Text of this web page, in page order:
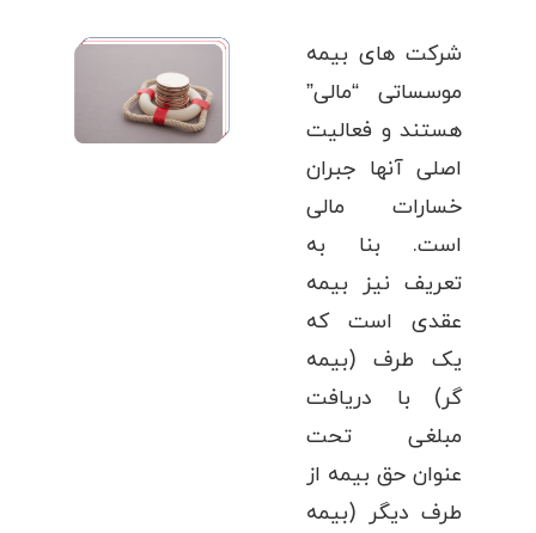
شرکت های بیمه
موسساتی “مالی”
هستند و فعالیت
اصلی آنها جبران
خسارات مالی
است. بنا به
تعریف نیز بیمه
عقدی است که
یک طرف (بیمه
گر) با دریافت
مبلغی تحت
عنوان حق بیمه از
طرف دیگر (بیمه